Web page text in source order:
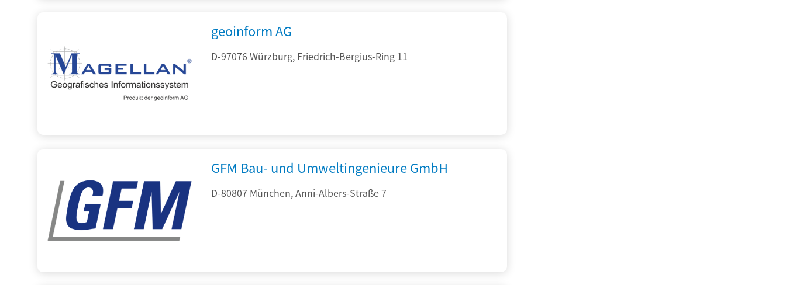
geoinform AG
D-97076 Würzburg, Friedrich-Bergius-Ring 11
GFM Bau- und Umweltingenieure GmbH
D-80807 München, Anni-Albers-Straße 7